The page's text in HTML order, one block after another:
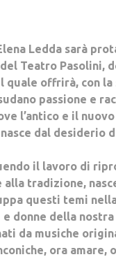
Ledda sarà
Teatro Pasolini,
quale offrirà, con
passione e
l’antico e il
dal desiderio
il lavoro di
tradizione,
questi temi
e donne della
da musiche
ora